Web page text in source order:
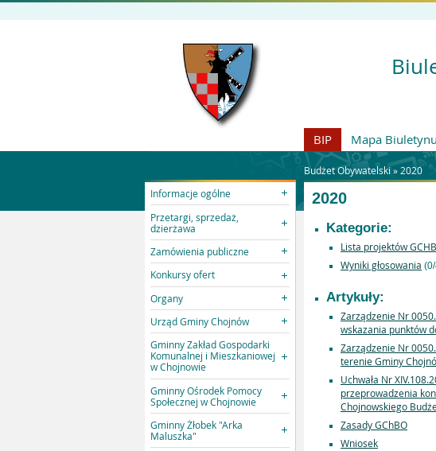
BIP Mapa Biuletynu
Budżet Obywatelski » 2020
Informacje ogólne
Przetargi, sprzedaż,
dzierżawa
Zamówienia publiczne
Konkursy ofert
Organy
Urząd Gminy Chojnów
Gminny Zakład Gospodarki
Komunalnej i Mieszkaniowej
w Chojnowie
Gminny Ośrodek Pomocy
Społecznej w Chojnowie
Gminny Żłobek "Arka
Maluszka"
2020
Kategorie:
Lista projektów
Wyniki głosowania
Artykuły:
Zarządzenie Nr
wskazania punktów
Zarządzenie Nr
terenie Gminy
Uchwała Nr
przeprowadzenia
Chojnowskiego
Zasady GChBO
Wniosek